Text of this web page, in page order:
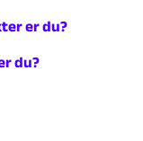
er du?
du?